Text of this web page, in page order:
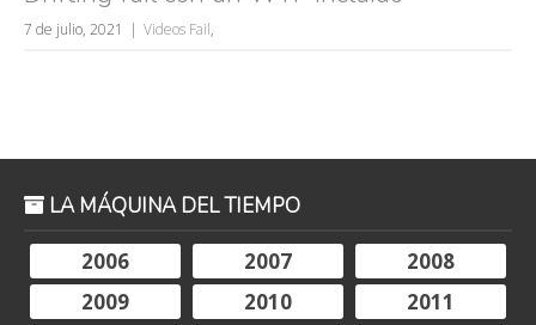
7 de julio, 2021 Videos Fail,
LA MÁQUINA DEL TIEMPO
2006
2007
2008
2009
2010
2011